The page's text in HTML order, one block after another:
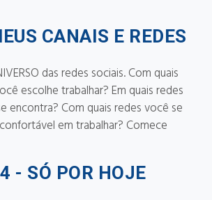
CANAIS E REDES
das redes sociais. Com quais
escolhe trabalhar? Em quais redes
encontra? Com quais redes você se
em trabalhar? Comece
- SÓ POR HOJE